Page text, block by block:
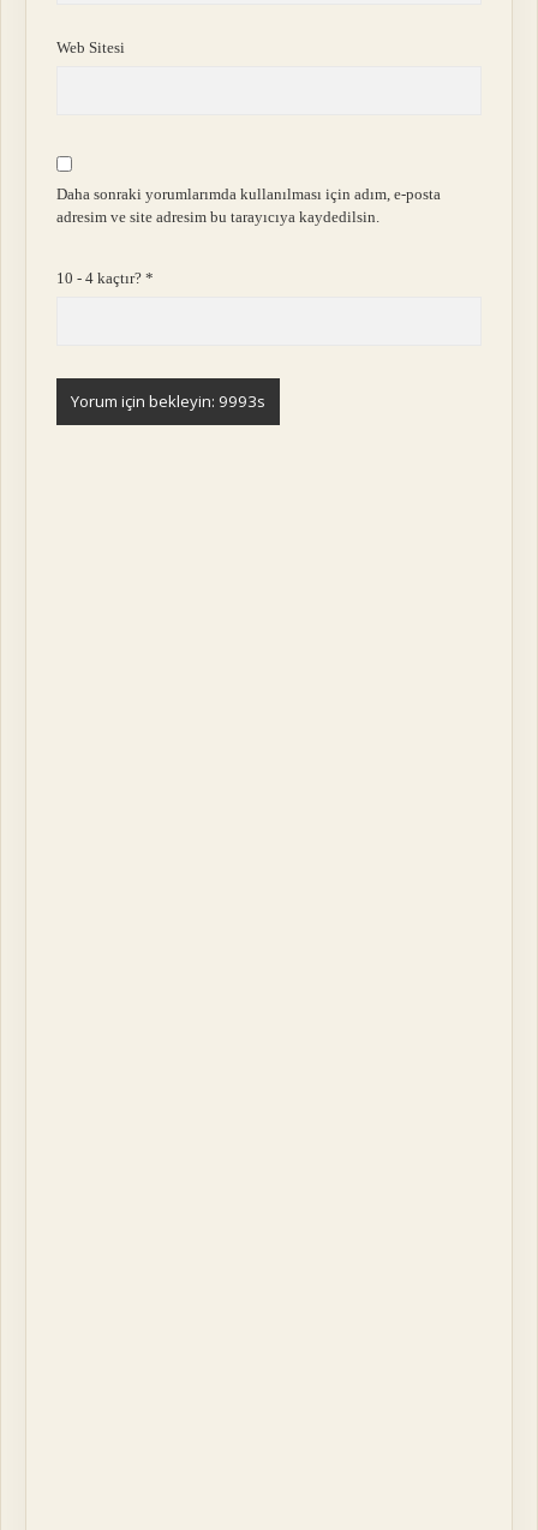
Web Sitesi
Daha sonraki yorumlarımda kullanılması için adım, e-posta
adresim ve site adresim bu tarayıcıya kaydedilsin.
10 - 4 kaçtır?*